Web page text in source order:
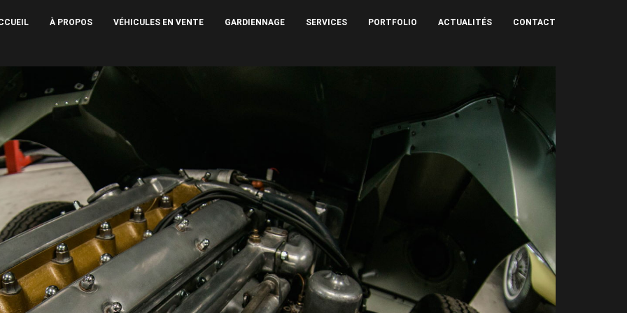
À PROPOS VÉHICULES EN VENTE GARDIENNAGE SERVICES PORTFOLIO ACTUALITÉS CONTACT